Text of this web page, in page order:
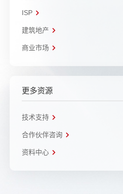
ISP
建筑地产
商业市场
更多资源
技术支持
合作伙伴咨询
资料中心